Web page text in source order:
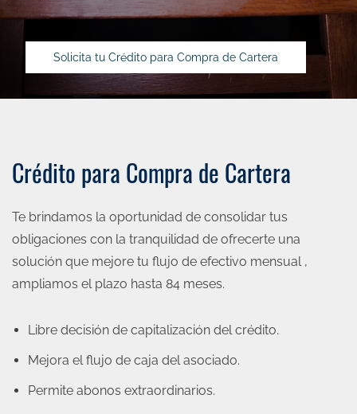
Solicita tu Crédito para Compra de Cartera
Crédito para Compra de Cartera
Te brindamos la oportunidad de consolidar tus
obligaciones con la tranquilidad de ofrecerte una
solución que mejore tu flujo de efectivo mensual ,
ampliamos el plazo hasta 84 meses.
Libre decisión de capitalización del crédito.
Mejora el flujo de caja del asociado.
Permite abonos extraordinarios.